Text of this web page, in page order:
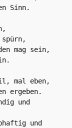
Sinn.
mag sein,
mal eben,
ergeben.
und
und